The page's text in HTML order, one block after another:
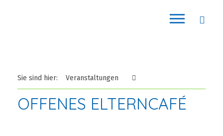
Sie sind hier: Veranstaltungen
OFFENES ELTERNCAFÉ